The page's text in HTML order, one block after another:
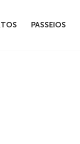
PASSEIOS